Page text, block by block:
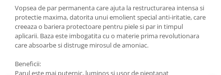
Vopsea de par permanenta care ajuta la restructurarea intensa si
protectie maxima, datorita unui emolient special anti-iritatie, care
creeaza o bariera protectoare pentru piele si par in timpul
aplicarii. Baza este imbogatita cu o materie prima revolutionara
care absoarbe si distruge mirosul de amoniac.
Beneficii: